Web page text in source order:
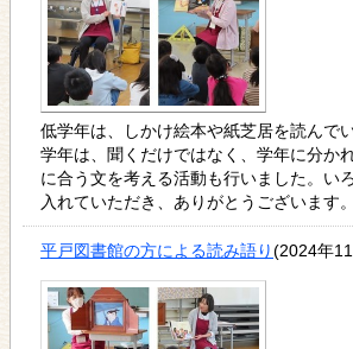
低学年は、しかけ絵本や紙芝居を読んで
学年は、聞くだけではなく、学年に分か
に合う文を考える活動も行いました。い
入れていただき、ありがとうございます。
平戸図書館の方による読み語り(2024年